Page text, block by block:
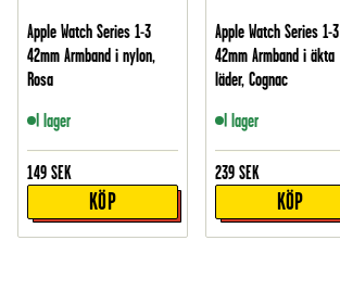
Apple Watch Series 1-3
42mm Armband i nylon,
Rosa
I lager
149 SEK
KÖP
Apple Watch Series 1-3
42mm Armband i äkta
läder, Cognac
I lager
239 SEK
KÖP